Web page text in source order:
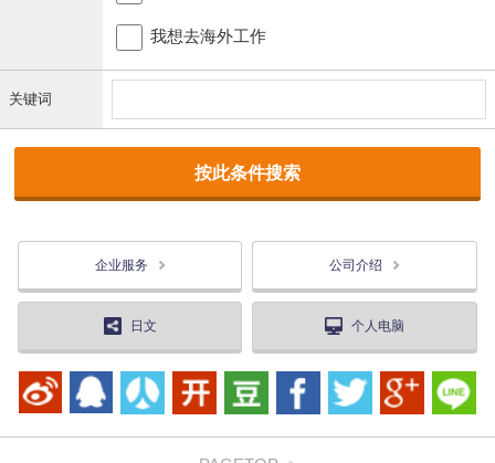
我想去海外工作
关键词
企业服务 公司介绍
日文 个人电脑